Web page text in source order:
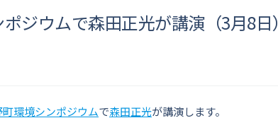
ジウムで森田正光が講演（3月8日）
町環境シンポジウムで森田正光が講演します。